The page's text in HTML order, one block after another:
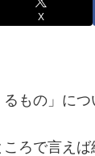
X
るもの」に
ろで言えば